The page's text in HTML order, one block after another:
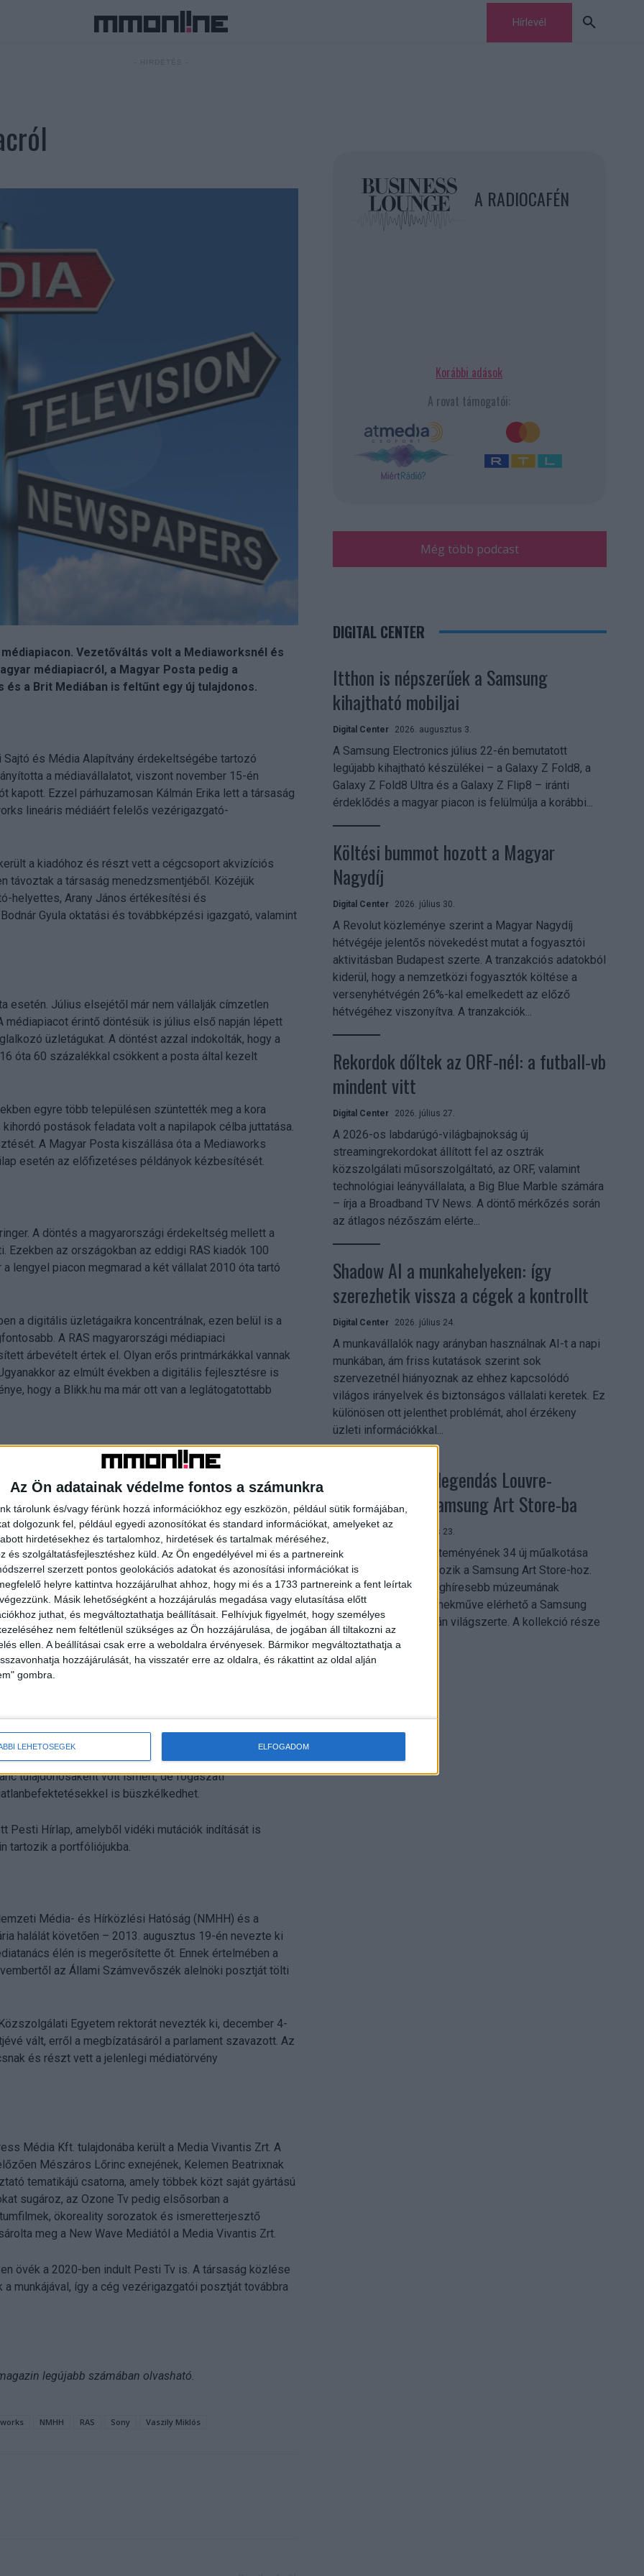
Az Ön adatainak védelme fontos a számunkra
tárolunk és/vagy férünk hozzá információkhoz egy eszközön, például sütik formájában,
dolgozunk fel, például egyedi azonosítókat és standard információkat, amelyeket az
hirdetésekhez és tartalomhoz, hirdetések és tartalmak méréséhez,
és szolgáltatásfejlesztéshez küld. Az Ön engedélyével mi és a partnereink
szerzett pontos geolokációs adatokat és azonosítási információkat is
helyre kattintva hozzájárulhat ahhoz, hogy mi és a 1733 partnereink a fent leírtak
Másik lehetőségként a hozzájárulás megadása vagy elutasítása előtt
juthat, és megváltoztathatja beállításait. Felhívjuk figyelmét, hogy személyes
nem feltétlenül szükséges az Ön hozzájárulása, de jogában áll tiltakozni az
ellen. A beállításai csak erre a weboldalra érvényesek. Bármikor megváltoztathatja a
hozzájárulását, ha visszatér erre az oldalra, és rákattint az oldal alján
gombra.
LEHETŐSÉGEK ELFOGADOM
Hírlevél
Vezetőváltás volt a Mediaworksnél és
médiapiacról, a Magyar Posta pedig a
a Brit Mediában is feltűnt egy új tulajdonos.
és Média Alapítvány érdekeltségébe tartozó
a médiavállalatot, viszont november 15-én
Ezzel párhuzamosan Kálmán Erika lett a társaság
lineáris médiáért felelős vezérigazgató-
a kiadóhoz és részt vett a cégcsoport akvizíciós
távoztak a társaság menedzsmentjéből. Közéjük
helyettes, Arany János értékesítési és
Gyula oktatási és továbbképzési igazgató, valamint
esetén. Július elsejétől már nem vállalják címzetlen
érintő döntésük is július első napján lépett
üzletágukat. A döntést azzal indokolták, hogy a
óta 60 százalékkal csökkent a posta által kezelt
egyre több településen szüntették meg a kora
postások feladata volt a napilapok célba juttatása.
A Magyar Posta kiszállása óta a Mediaworks
esetén az előfizetéses példányok kézbesítését.
A döntés a magyarországi érdekeltség mellett a
Ezekben az országokban az eddigi RAS kiadók 100
lengyel piacon megmarad a két vállalat 2010 óta tartó
a digitális üzletágaikra koncentrálnak, ezen belül is a
A RAS magyarországi médiapiaci
árbevételt értek el. Olyan erős printmárkákkal vannak
az elmúlt években a digitális fejlesztésre is
hogy a Blikk.hu ma már ott van a leglátogatottabb
ami Magyarországon az AXN, a Sony
érintette. Ez a portfólió 2015-ben állt össze, amikor a
a svéd Modern Times Grouptól. A vevő a görög
van. Jelenleg ez számít a legnagyobb görögországi
rádióik, digitális termékeik és magazinjaik is vannak.
a lábukat Észak-Amerikában és Ausztráliában. Ott
A mostani tranzakciót megelőzően már volt több
a Sony Max és a Sony Movie Channel nevű
Izraelita Hitközség, a tulajdonrészüket pedig
felét egy régóta Magyarországon élő
a Michaeli, Schwartz & Brit Média Holding Zrt.
tulajdonosaként volt ismert, de fogászati
is büszkélkedhet.
Pesti Hírlap, amelyből vidéki mutációk indítását is
tartozik a portfóliójukba.
Média- és Hírközlési Hatóság (NMHH) és a
halálát követően – 2013. augusztus 19-én nevezte ki
élén is megerősítette őt. Ennek értelmében a
az Állami Számvevőszék alelnöki posztját tölti
Egyetem rektorát nevezték ki, december 4-
vált, erről a megbízatásáról a parlament szavazott. Az
és részt vett a jelenlegi médiatörvény
Média Kft. tulajdonába került a Media Vivantis Zrt. A
Mészáros Lőrinc exnejének, Kelemen Beatrixnak
tematikájú csatorna, amely többek közt saját gyártású
sugároz, az Ozone Tv pedig elsősorban a
ökoreality sorozatok és ismeretterjesztő
meg a New Wave Mediától a Media Vivantis Zrt.
övék a 2020-ben indult Pesti Tv is. A társaság közlése
munkájával, így a cég vezérigazgatói posztját továbbra
legújabb számában olvasható.
NMHH RAS Sony Vaszily Miklós
A RADIOCAFÉN
Korábbi adások
A rovat támogatói:
Még több podcast
DIGITAL CENTER
Itthon is népszerűek a Samsung
kihajtható mobiljai
Digital Center 2026. augusztus 3.
A Samsung Electronics július 22-én bemutatott
legújabb kihajtható készülékei – a Galaxy Z Fold8, a
Galaxy Z Fold8 Ultra és a Galaxy Z Flip8 – iránti
érdeklődés a magyar piacon is felülmúlja a korábbi...
Költési bummot hozott a Magyar
Nagydíj
Digital Center 2026. július 30.
A Revolut közleménye szerint a Magyar Nagydíj
hétvégéje jelentős növekedést mutat a fogyasztói
aktivitásban Budapest szerte. A tranzakciós adatokból
kiderül, hogy a nemzetközi fogyasztók költése a
versenyhétvégén 26%-kal emelkedett az előző
hétvégéhez viszonyítva. A tranzakciók...
Rekordok dőltek az ORF-nél: a futball-vb
mindent vitt
Digital Center 2026. július 27.
A 2026-os labdarúgó-világbajnokság új
streamingrekordokat állított fel az osztrák
közszolgálati műsorszolgáltató, az ORF, valamint
technológiai leányvállalata, a Big Blue Marble számára
– írja a Broadband TV News. A döntő mérkőzés során
az átlagos nézőszám elérte...
Shadow AI a munkahelyeken: így
szerezhetik vissza a cégek a kontrollt
Digital Center 2026. július 24.
A munkavállalók nagy arányban használnak AI-t a napi
munkában, ám friss kutatások szerint sok
szervezetnél hiányoznak az ehhez kapcsolódó
világos irányelvek és biztonságos vállalati keretek. Ez
különösen ott jelenthet problémát, ahol érzékeny
üzleti információkkal...
Megérkezett a legendás Louvre-
gyűjtemény a Samsung Art Store-ba
Digital Center 2026. július 23.
A párizsi Louvre gyűjteményének 34 új műalkotása
most először csatlakozik a Samsung Art Store-hoz.
Ezzel a világ egyik leghíresebb múzeumának
összesen már 51 remekműve elérhető a Samsung
Electronics platformján világszerte. A kollekció része
Leonardo...